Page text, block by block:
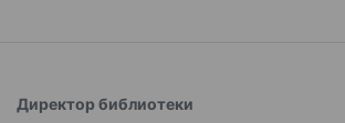
Директор библиотеки